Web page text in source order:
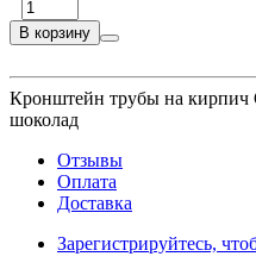
В корзину
Кронштейн трубы на
шоколад
Отзывы
Оплата
Доставка
Зарегистрируйтесь,